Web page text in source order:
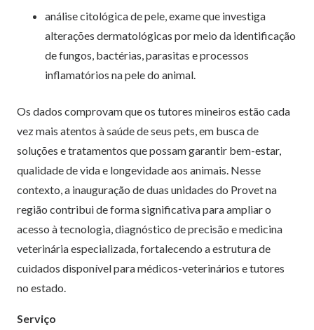
análise citológica de pele, exame que investiga
alterações dermatológicas por meio da identificação
de fungos, bactérias, parasitas e processos
inflamatórios na pele do animal.
Os dados comprovam que os tutores mineiros estão cada
vez mais atentos à saúde de seus pets, em busca de
soluções e tratamentos que possam garantir bem-estar,
qualidade de vida e longevidade aos animais. Nesse
contexto, a inauguração de duas unidades do Provet na
região contribui de forma significativa para ampliar o
acesso à tecnologia, diagnóstico de precisão e medicina
veterinária especializada, fortalecendo a estrutura de
cuidados disponível para médicos-veterinários e tutores
no estado.
Serviço